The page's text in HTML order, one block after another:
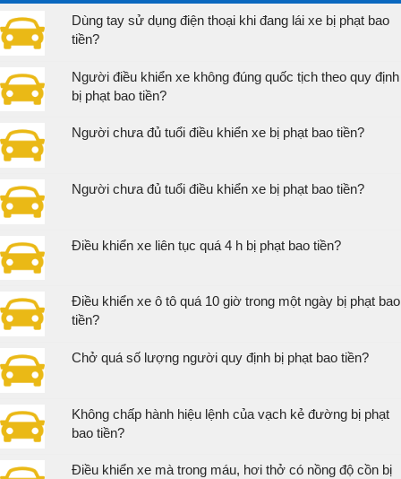
Dùng tay sử dụng điện thoại khi đang lái xe bị phạt bao
tiền?
Người điều khiển xe không đúng quốc tịch theo quy định
bị phạt bao tiền?
Người chưa đủ tuổi điều khiển xe bị phạt bao tiền?
Người chưa đủ tuổi điều khiển xe bị phạt bao tiền?
Điều khiển xe liên tục quá 4 h bị phạt bao tiền?
Điều khiển xe ô tô quá 10 giờ trong một ngày bị phạt bao
tiền?
Chở quá số lượng người quy định bị phạt bao tiền?
Không chấp hành hiệu lệnh của vạch kẻ đường bị phạt
bao tiền?
Điều khiển xe mà trong máu, hơi thở có nồng độ cồn bị